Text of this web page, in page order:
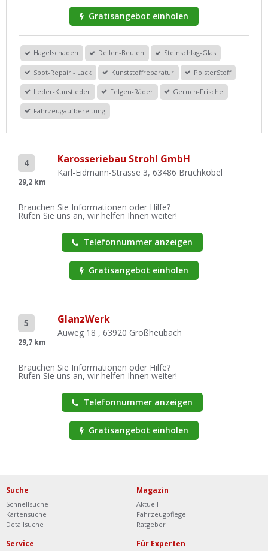
Gratisangebot einholen
Hagelschaden Dellen-Beulen Steinschlag-Glas
Spot-Repair - Lack Kunststoffreparatur PolsterStoff
Leder-Kunstleder Felgen-Räder Geruch-Frische
Fahrzeugaufbereitung
4
29,2 km
Karosseriebau Strohl GmbH
Karl-Eidmann-Strasse 3, 63486 Bruchköbel
Brauchen Sie Informationen oder Hilfe?
Rufen Sie uns an, wir helfen Ihnen weiter!
Telefonnummer anzeigen
Gratisangebot einholen
5
29,7 km
GlanzWerk
Auweg 18 , 63920 Großheubach
Brauchen Sie Informationen oder Hilfe?
Rufen Sie uns an, wir helfen Ihnen weiter!
Telefonnummer anzeigen
Gratisangebot einholen
Suche
Schnellsuche
Kartensuche
Detailsuche
Magazin
Aktuell
Fahrzeugpflege
Ratgeber
Service Für Experten